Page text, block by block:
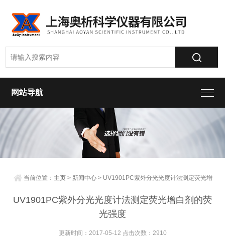
网站导航
当前位置： 主页 > 新闻中心 > UV1901PC紫外分光光度计法测定荧光增
白剂的荧光强度
UV1901PC紫外分光光度计法测定荧光增白剂的荧
光强度
更新时间：2017-05-12 点击次数：2910